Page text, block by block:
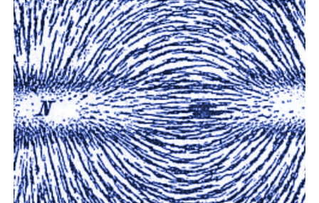
Legal?
Hat’s
Ein
Geschmäckle?“
—
Ein
Gespräch
Mit
Holger
Sabinsky-
Wolf
Über
Investigativen
Journalismus